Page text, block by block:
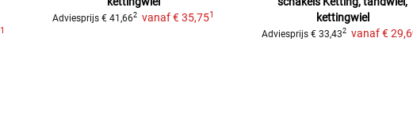
1
Adviesprijs € 41,662 vanaf€ 35,751
kettingwiel
Adviesprijs € 33,432 vanaf€